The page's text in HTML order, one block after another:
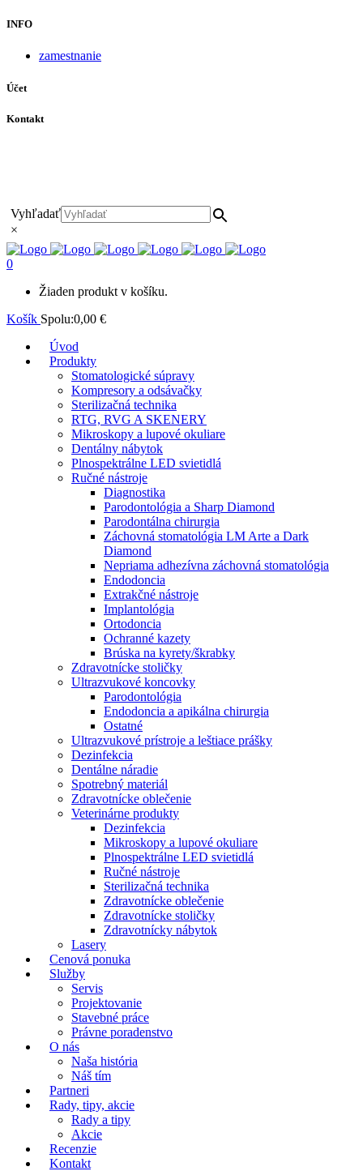
INFO
zamestnanie
Účet
Kontakt
Vyhľadať
×
0
Žiaden produkt v košíku.
Košík Spolu:0,00 €
Úvod
Produkty
Stomatologické súpravy
Kompresory a odsávačky
Sterilizačná technika
RTG, RVG A SKENERY
Mikroskopy a lupové okuliare
Dentálny nábytok
Plnospektrálne LED svietidlá
Ručné nástroje
Diagnostika
Parodontológia a Sharp Diamond
Parodontálna chirurgia
Záchovná stomatológia LM Arte a Dark
Diamond
Nepriama adhezívna záchovná stomatológia
Endodoncia
Extrakčné nástroje
Implantológia
Ortodoncia
Ochranné kazety
Brúska na kyrety/škrabky
Zdravotnícke stoličky
Ultrazvukové koncovky
Parodontológia
Endodoncia a apikálna chirurgia
Ostatné
Ultrazvukové prístroje a leštiace prášky
Dezinfekcia
Dentálne náradie
Spotrebný materiál
Zdravotnícke oblečenie
Veterinárne produkty
Dezinfekcia
Mikroskopy a lupové okuliare
Plnospektrálne LED svietidlá
Ručné nástroje
Sterilizačná technika
Zdravotnícke oblečenie
Zdravotnícke stoličky
Zdravotnícky nábytok
Lasery
Cenová ponuka
Služby
Servis
Projektovanie
Stavebné práce
Právne poradenstvo
O nás
Naša história
Náš tím
Partneri
Rady, tipy, akcie
Rady a tipy
Akcie
Recenzie
Kontakt